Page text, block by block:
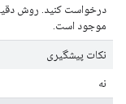
درخواست کنید. روش دقیق
موجود است.
نکات پیشگیری
نه